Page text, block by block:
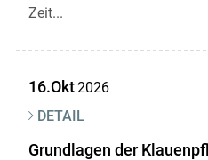
Zeit...
16.Okt2026
DETAIL
Grundlagen der